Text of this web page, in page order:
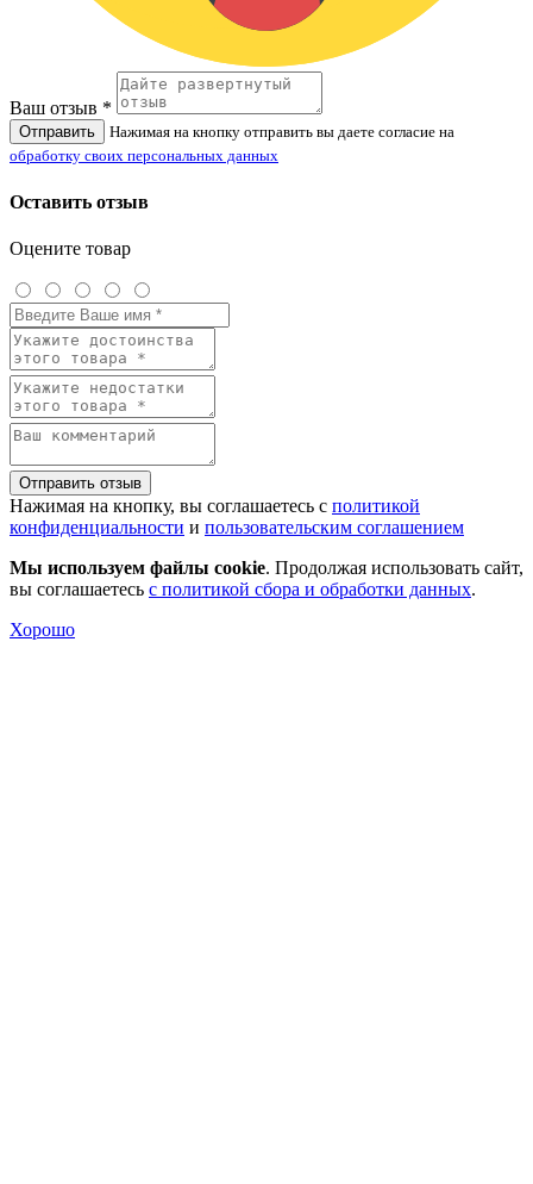
Ваш отзыв *
Отправить
Нажимая на кнопку отправить вы даете согласие на
обработку своих персональных данных
Оставить отзыв
Оцените товар
Отправить отзыв
Нажимая на кнопку, вы соглашаетесь с политикой
конфиденциальности и пользовательским соглашением
Мы используем файлы cookie. Продолжая использовать сайт,
вы соглашаетесь с политикой сбора и обработки данных.
Хорошо